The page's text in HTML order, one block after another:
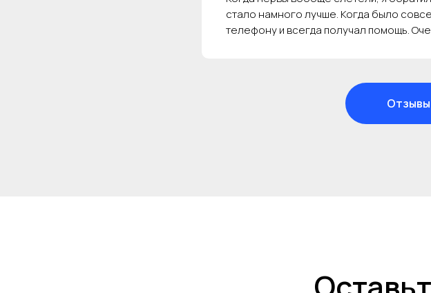
стало намного лучше. Когда было
телефону и всегда получал помощь.
Отзывы